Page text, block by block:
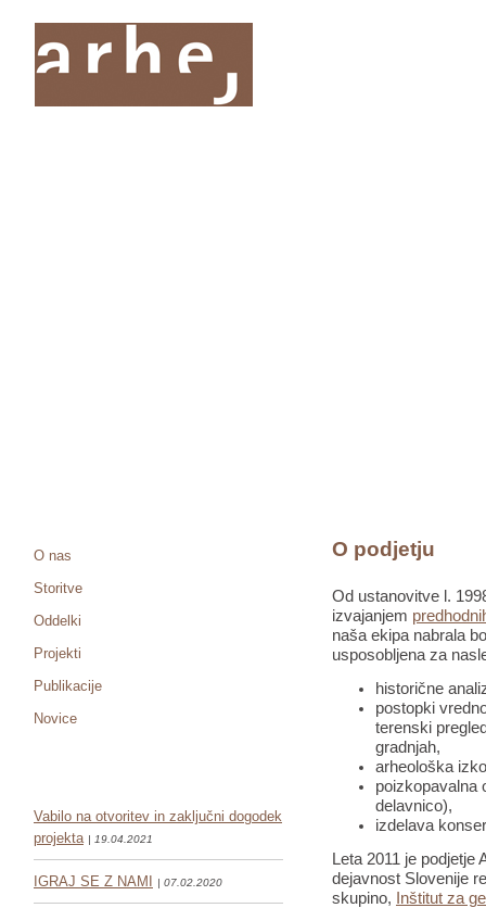
O nas
Storitve
Oddelki
Projekti
Publikacije
Novice
Vabilo na otvoritev in zaključni dogodek
projekta | 19.04.2021
IGRAJ SE Z NAMI | 07.02.2020
O podjetju
Od ustanovitve l.
izvajanjem
naša ekipa nabrala
usposobljena za
historične
postopki
terenski
gradnjah,
arheološka
poizkopavalna
delavnico),
izdelava
Leta 2011 je
dejavnost Slovenije
skupino,
Inštitut za